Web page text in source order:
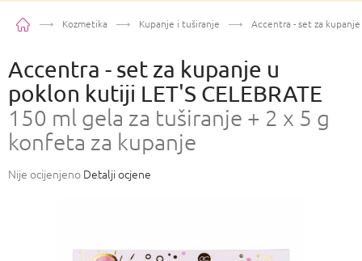
PočetnaKozmetika Kupanje i tuširanje Accentra - set za
Accentra - set za kupanje u
poklon kutiji LET'S CELEBRATE
150 ml gela za tuširanje + 2 x 5 g
konfeta za kupanje
Prosječna
Nije ocijenjeno Detalji ocjene